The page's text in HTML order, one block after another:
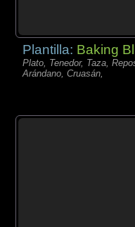
Plantilla: Baking
Plato, Tenedor, Taza,
Arándano, Cruasán,